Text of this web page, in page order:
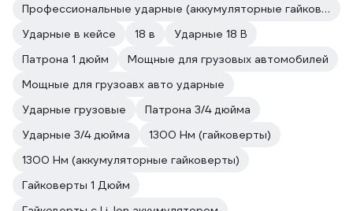
Профессиональные ударные (аккумуляторные гайковерты)
Ударные в кейсе
18 в
Ударные 18 В
Патрона 1 дюйм
Мощные для грузовых автомобилей
Мощные для грузоавх авто ударные
Ударные грузовые
Патрона 3/4 дюйма
Ударные 3/4 дюйма
1300 Нм (гайковерты)
1300 Нм (аккумуляторные гайковерты)
Гайковерты 1 Дюйм